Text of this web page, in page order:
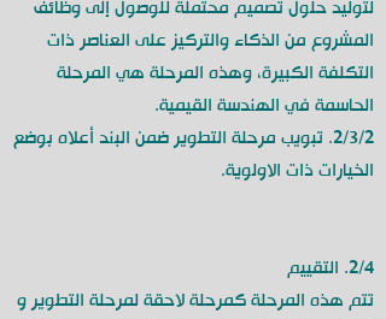
لتوليد حلول تصميم محتملة للوصول إلى وظائف
المشروع من الذكاء والتركيز على العناصر ذات
التكلفة الكبيرة، وهذه المرحلة هي المرحلة
الحاسمة في الهندسة القيمية.
2/3/2. تبويب مرحلة التطوير ضمن البند أعلاه بوضع
الخيارات ذات الاولوية.
2/4. التقييم
تتم هذه المرحلة كمرحلة لاحقة لمرحلة التطوير و